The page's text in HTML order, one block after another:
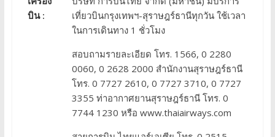
บิน :
เที่ยวบินกรุงเทพฯ-สุราษฎร์ธานีทุกวัน ใช้เวลา
ในการเดินทาง 1 ชั่วโมง
สอบถามรายละเอียด โทร. 1566, 0 2280
0060, 0 2628 2000 สำนักงานสุราษฎร์ธานี
โทร. 0 7727 2610, 0 7727 3710, 0 7727
3355 ท่าอากาศยานสุราษฎร์ธานี โทร. 0
7744 1230 หรือ www.thaiairways.com